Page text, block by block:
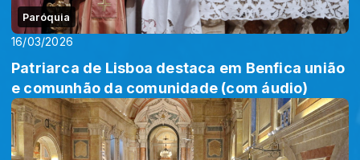
Paróquia
16/03/2026
Patriarca de Lisboa destaca em Benfica união
e comunhão da comunidade (com áudio)